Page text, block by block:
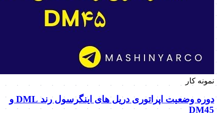
نمونه کار
دوره وضعیت اپراتوری دریل های اینگرسول‌ رند DML و
DM45